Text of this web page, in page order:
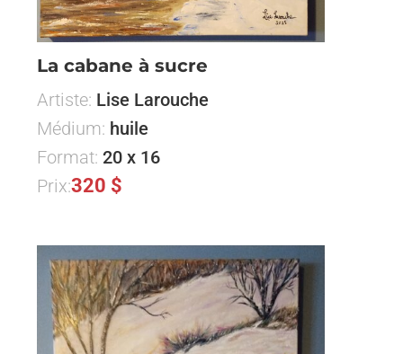
La cabane à sucre
Artiste: Lise Larouche
Médium: huile
Format: 20 x 16
Prix:320 $